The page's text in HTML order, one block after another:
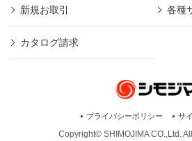
新規お取引 各種
カタログ請求
プライバシーポリシー サ
Copyright© SHIMOJIMA CO.,Ltd.